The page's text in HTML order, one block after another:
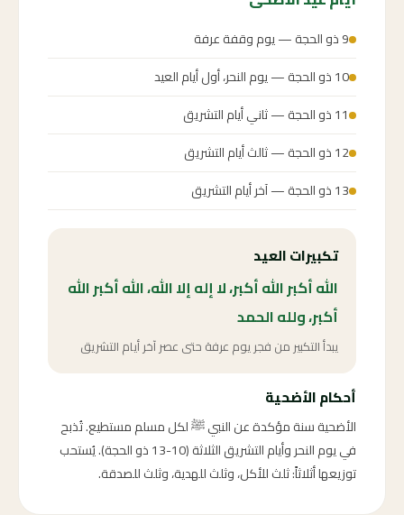
9 ذو الحجة — يوم وقفة عرفة
10 ذو الحجة — يوم النحر، أول أيام العيد
11 ذو الحجة — ثاني أيام التشريق
12 ذو الحجة — ثالث أيام التشريق
13 ذو الحجة — آخر أيام التشريق
تكبيرات العيد
الله أكبر الله أكبر، لا إله إلا الله، الله أكبر الله
أكبر، ولله الحمد
يبدأ التكبير من فجر يوم عرفة حتى عصر آخر أيام التشريق
أحكام الأضحية
الأضحية سنة مؤكدة عن النبي ﷺ لكل مسلم مستطيع. تُذبح
في يوم النحر وأيام التشريق الثلاثة (10-13 ذو الحجة). يُستحب
توزيعها أثلاثاً: ثلث للأكل، وثلث للهدية، وثلث للصدقة.